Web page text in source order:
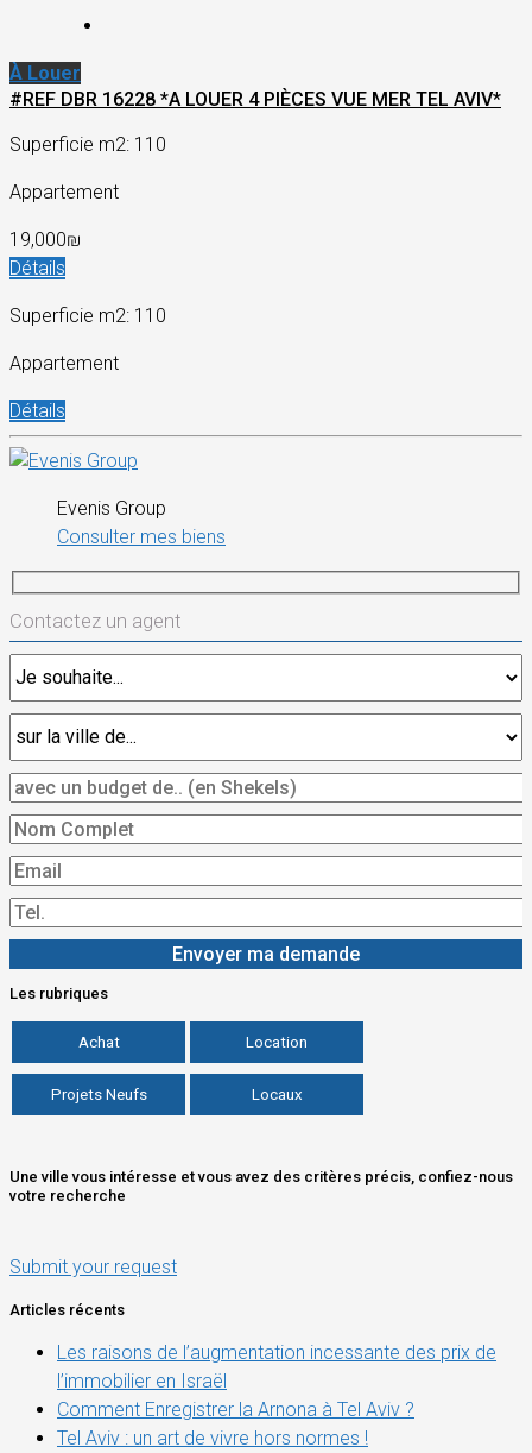
À Louer
#REF DBR 16228 *A LOUER 4 PIÈCES VUE MER TEL AVIV*
Superficie m2: 110
Appartement
19,000₪
Détails
Superficie m2: 110
Appartement
Détails
Evenis Group
Consulter mes biens
Contactez un agent
Les rubriques
Achat Location
Projets Neufs Locaux
Une ville vous intéresse et vous avez des critères précis, confiez-nous
votre recherche
Submit your request
Articles récents
Les raisons de l’augmentation incessante des prix de
l’immobilier en Israël
Comment Enregistrer la Arnona à Tel Aviv ?
Tel Aviv : un art de vivre hors normes !